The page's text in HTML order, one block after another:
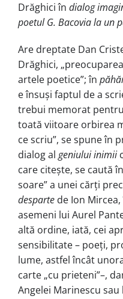
Drăghici în dialog
poetul G. Bacovia la un
Are dreptate Dan
Drăghici,
arte­le poetice”; în
e însuși faptul de a
trebui memorat
toată viitoare orbirea
ce scriu”, se spune în
dialog al geniului inimii
care citește, se caută
soare” a unei cărți
desparte de Ion
asemeni lui Au­rel
altă ordine, iată, cei
sensibilitate – poeți,
lume, astfel încât
carte „cu prieteni”–,
Angelei Marinescu